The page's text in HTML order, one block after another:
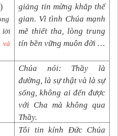
)
giảng tin mừng khắp thế
gian. Vì tình Chúa mạnh
mẽ thiết tha, lòng trung
tín bền vững muôn đời …
Chúa nói: Thầy là
đường, là sự thật và là sự
sống, không ai đến được
với Cha mà không qua
Thầy.
Tôi tin kính Đức Chúa